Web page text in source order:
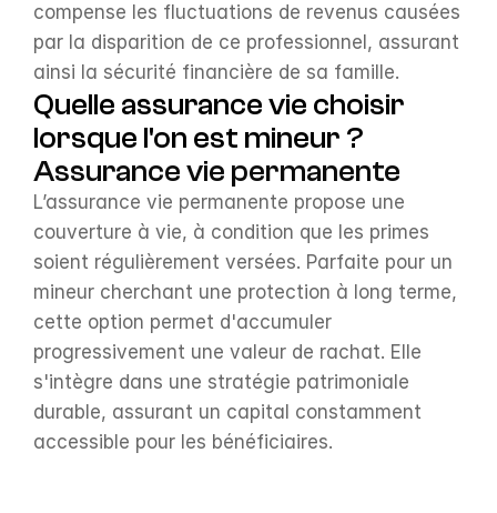
compense les fluctuations de revenus causées
par la disparition de ce professionnel, assurant
ainsi la sécurité financière de sa famille.
Quelle assurance vie choisir
lorsque l'on est mineur ?
Assurance vie permanente
L’assurance vie permanente propose une
couverture à vie, à condition que les primes
soient régulièrement versées. Parfaite pour un
mineur cherchant une protection à long terme,
cette option permet d'accumuler
progressivement une valeur de rachat. Elle
s'intègre dans une stratégie patrimoniale
durable, assurant un capital constamment
accessible pour les bénéficiaires.